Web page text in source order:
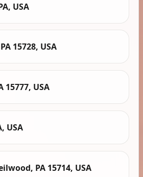
USA
15728, USA
15777, USA
USA
PA 15714, USA